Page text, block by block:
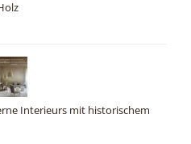
Interieurs mit historischem